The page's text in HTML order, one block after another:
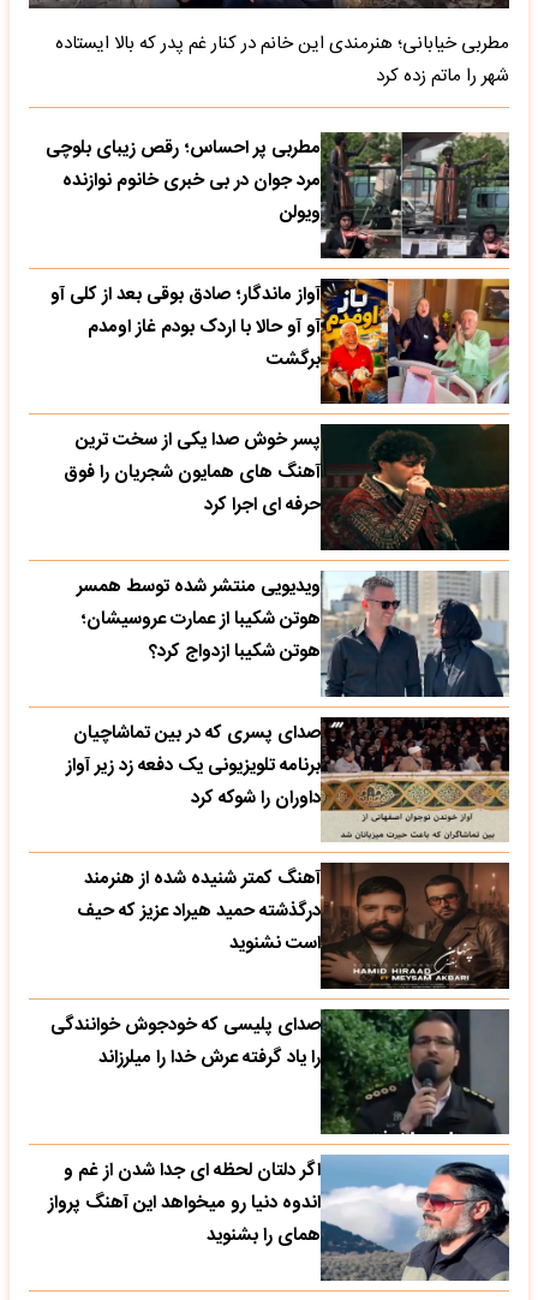
مطربی خیابانی؛ هنرمندی این خانم در کنار غم پدر که بالا ایستاده
شهر را ماتم زده کرد
مطربی پر احساس؛ رقص زیبای بلوچی
مرد جوان در بی خبری خانوم نوازنده
ویولن
آواز ماندگار؛ صادق بوقی بعد از کلی آو
آو آو حالا با اردک بودم غاز اومدم
برگشت
پسر خوش صدا یکی از سخت ترین
آهنگ های همایون شجریان را فوق
حرفه ای اجرا کرد
ویدیویی منتشر شده توسط همسر
هوتن شکیبا از عمارت عروسیشان؛
هوتن شکیبا ازدواج کرد؟
صدای پسری که در بین تماشاچیان
برنامه تلویزیونی یک دفعه زد زیر آواز
داوران را شوکه کرد
آهنگ کمتر شنیده شده از هنرمند
درگذشته حمید هیراد عزیز که حیف
است نشنوید
صدای پلیسی که خودجوش خوانندگی
را یاد گرفته عرش خدا را میلرزاند
اگر دلتان لحظه ای جدا شدن از غم و
اندوه دنیا رو میخواهد این آهنگ پرواز
همای را بشنوید